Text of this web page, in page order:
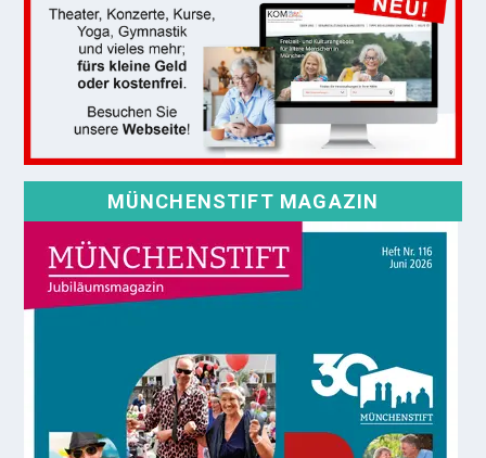
MÜNCHENSTIFT MAGAZIN